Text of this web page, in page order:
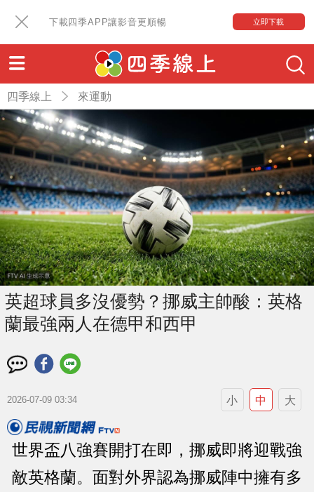
下載四季APP讓影音更順暢 立即下載
四季線上 來運動
英超球員多沒優勢？挪威主帥酸：英格
蘭最強兩人在德甲和西甲
2026-07-09 03:34 小 中 大
世界盃八強賽開打在即，挪威即將迎戰強
敵英格蘭。面對外界認為挪威陣中擁有多